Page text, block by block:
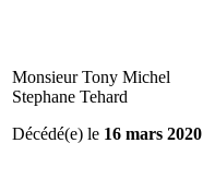
Monsieur Tony Michel
Stephane Tehard
Décédé(e) le 16 mars 2020